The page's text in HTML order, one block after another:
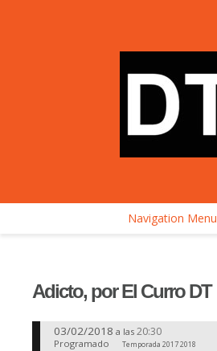
Navigation Menu
Adicto, por El Curro DT
03/02/2018 a las 20:30
Programado
Temporada 2017 2018